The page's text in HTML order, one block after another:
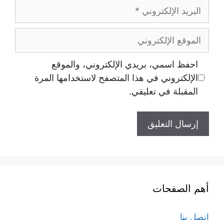
احفظ اسمي، بريدي الإلكتروني، والموقع
الإلكتروني في هذا المتصفح لاستخدامها المرة
المقبلة في تعليقي.
أهم الصفحات
اتصل بنا